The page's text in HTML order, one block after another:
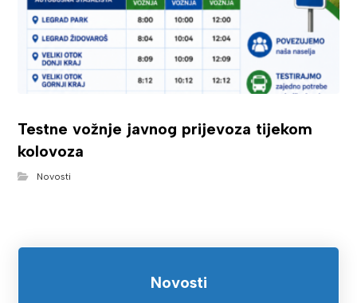
Testne vožnje javnog prijevoza tijekom
kolovoza
Novosti
Novosti